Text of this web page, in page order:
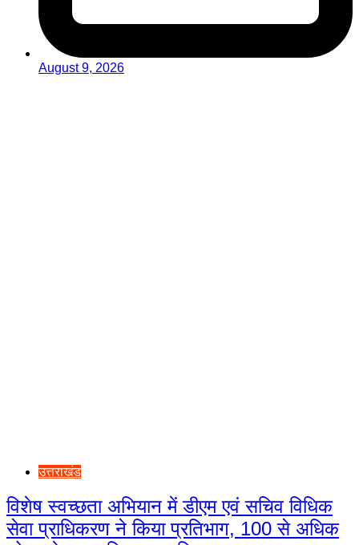
August 9, 2026
उत्तराखंड
विशेष स्वच्छता अभियान में डीएम एवं सचिव विधिक
सेवा प्राधिकरण ने किया प्रतिभाग, 100 से अधिक